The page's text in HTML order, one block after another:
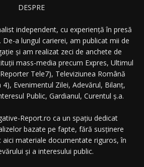
DESPRE
independent, cu experiență în presă
a lungul carierei, am publicat mii de
și am realizat zeci de anchete de
mass-media precum Expres, Ultimul
Tele7), Televiziunea Română
4), Evenimentul Zilei, Adevărul, Bilanț,
Public, Gardianul, Curentul ș.a.
Report.ro ca un spațiu dedicat
bazate pe fapte, fără susținere
aici materiale documentate riguros, în
și a interesului public.